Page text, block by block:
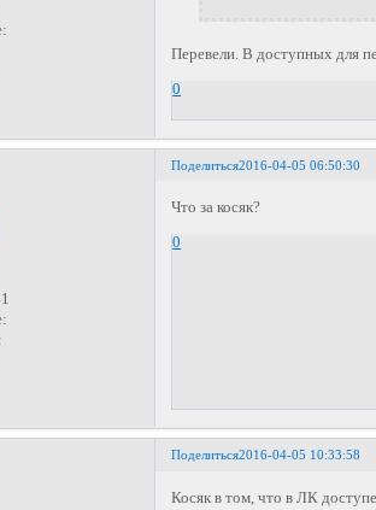
Перевели. В доступных для
0
Поделиться2016-04-05 06:50:30
Что за косяк?
0
Поделиться2016-04-05 10:33:58
Косяк в том, что в ЛК